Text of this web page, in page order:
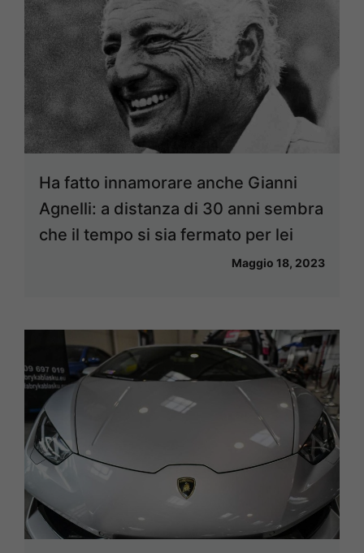
Ha fatto innamorare anche Gianni
Agnelli: a distanza di 30 anni sembra
che il tempo si sia fermato per lei
Maggio 18, 2023